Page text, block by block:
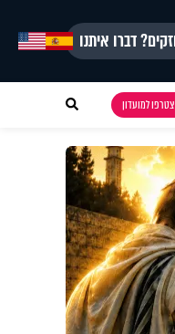
דברו איתנו
למועדון